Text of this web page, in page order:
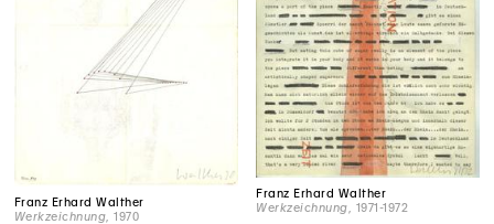
Franz Erhard Walther
Werkzeichnung , 1970
Franz Erhard Walther
Werkzeichnung , 1971-1972